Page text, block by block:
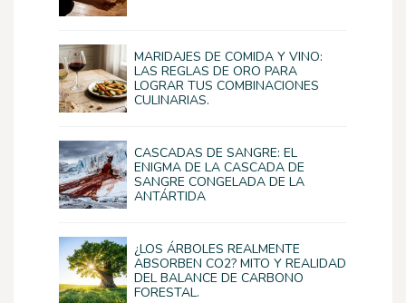
MARIDAJES DE COMIDA Y VINO:
LAS REGLAS DE ORO PARA
LOGRAR TUS COMBINACIONES
CULINARIAS.
CASCADAS DE SANGRE: EL
ENIGMA DE LA CASCADA DE
SANGRE CONGELADA DE LA
ANTÁRTIDA
¿LOS ÁRBOLES REALMENTE
ABSORBEN CO2? MITO Y REALIDAD
DEL BALANCE DE CARBONO
FORESTAL.